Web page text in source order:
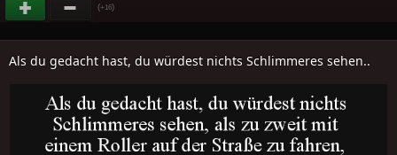
(+16)
Als du gedacht hast, du würdest nichts Schlimmeres sehen..